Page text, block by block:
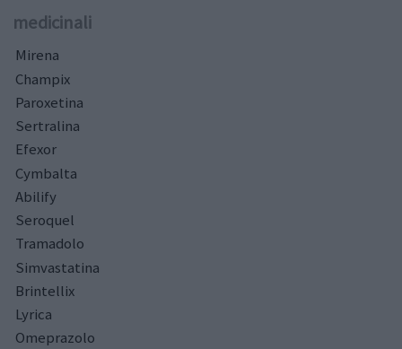
medicinali
Mirena
Champix
Paroxetina
Sertralina
Efexor
Cymbalta
Abilify
Seroquel
Tramadolo
Simvastatina
Brintellix
Lyrica
Omeprazolo